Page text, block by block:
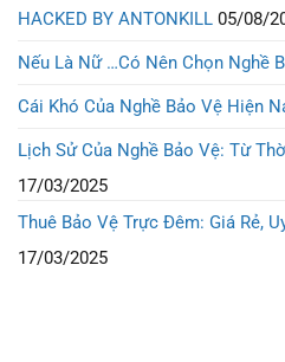
HACKED BY ANTONKILL 05/08/
Nếu Là Nữ …Có Nên Chọn Nghề
Cái Khó Của Nghề Bảo Vệ Hiện
Lịch Sử Của Nghề Bảo Vệ: Từ
17/03/2025
Thuê Bảo Vệ Trực Đêm: Giá Rẻ,
17/03/2025